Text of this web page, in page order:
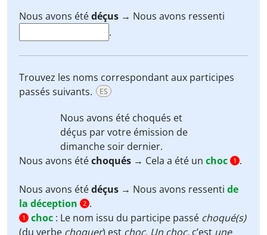
Nous avons étédéçus → Nous avons ressenti
.
Trouvez les noms correspondant aux participes
passés suivants.
ES
Nous avons été choqués et
déçus par votre émission de
dimanche soir dernier.
Nous avons étéchoqués → Cela a été un choc 1 .
Nous avons étédéçus → Nous avons ressenti de
la déception
2 .
1 choc : Le nom issu du participe passé choqué(s)
(du verbe choquer) est choc. Un choc, c’est une